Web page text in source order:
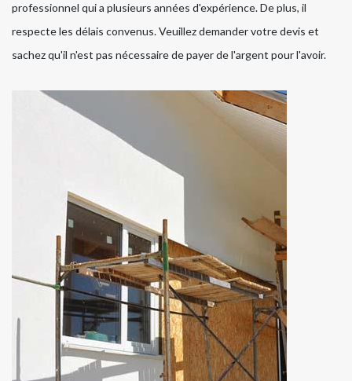
professionnel qui a plusieurs années d'expérience. De plus, il
respecte les délais convenus. Veuillez demander votre devis et
sachez qu'il n'est pas nécessaire de payer de l'argent pour l'avoir.